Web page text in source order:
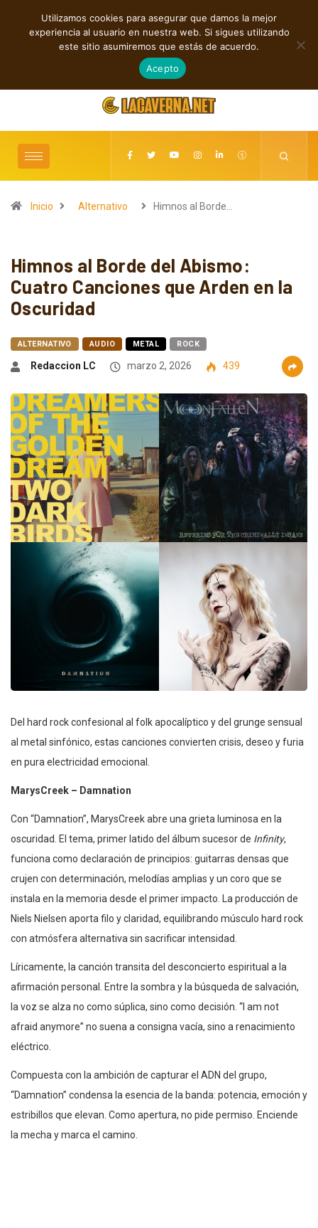
TENDENCIAS
Entre la Melodía y la Rebeldía
agosto 9, 2026
Inicio Alternativo Himnos al Borde…
Himnos al Borde del Abismo:
Cuatro Canciones que Arden en la
Oscuridad
ALTERNATIVO AUDIO METAL ROCK
Redaccion LC marzo 2, 2026 439
Del hard rock confesional al folk apocalíptico y del grunge sensual
al metal sinfónico, estas canciones convierten crisis, deseo y furia
en pura electricidad emocional.
MarysCreek – Damnation
Con “Damnation”, MarysCreek abre una grieta luminosa en la
oscuridad. El tema, primer latido del álbum sucesor de Infinity,
funciona como declaración de principios: guitarras densas que
crujen con determinación, melodías amplias y un coro que se
instala en la memoria desde el primer impacto. La producción de
Niels Nielsen aporta filo y claridad, equilibrando músculo hard rock
con atmósfera alternativa sin sacrificar intensidad.
Líricamente, la canción transita del desconcierto espiritual a la
afirmación personal. Entre la sombra y la búsqueda de salvación,
la voz se alza no como súplica, sino como decisión. “I am not
afraid anymore” no suena a consigna vacía, sino a renacimiento
eléctrico.
Compuesta con la ambición de capturar el ADN del grupo,
“Damnation” condensa la esencia de la banda: potencia, emoción y
estribillos que elevan. Como apertura, no pide permiso. Enciende
la mecha y marca el camino.
Utilizamos cookies para asegurar que damos la mejor
experiencia al usuario en nuestra web. Si sigues utilizando
este sitio asumiremos que estás de acuerdo.
Acepto